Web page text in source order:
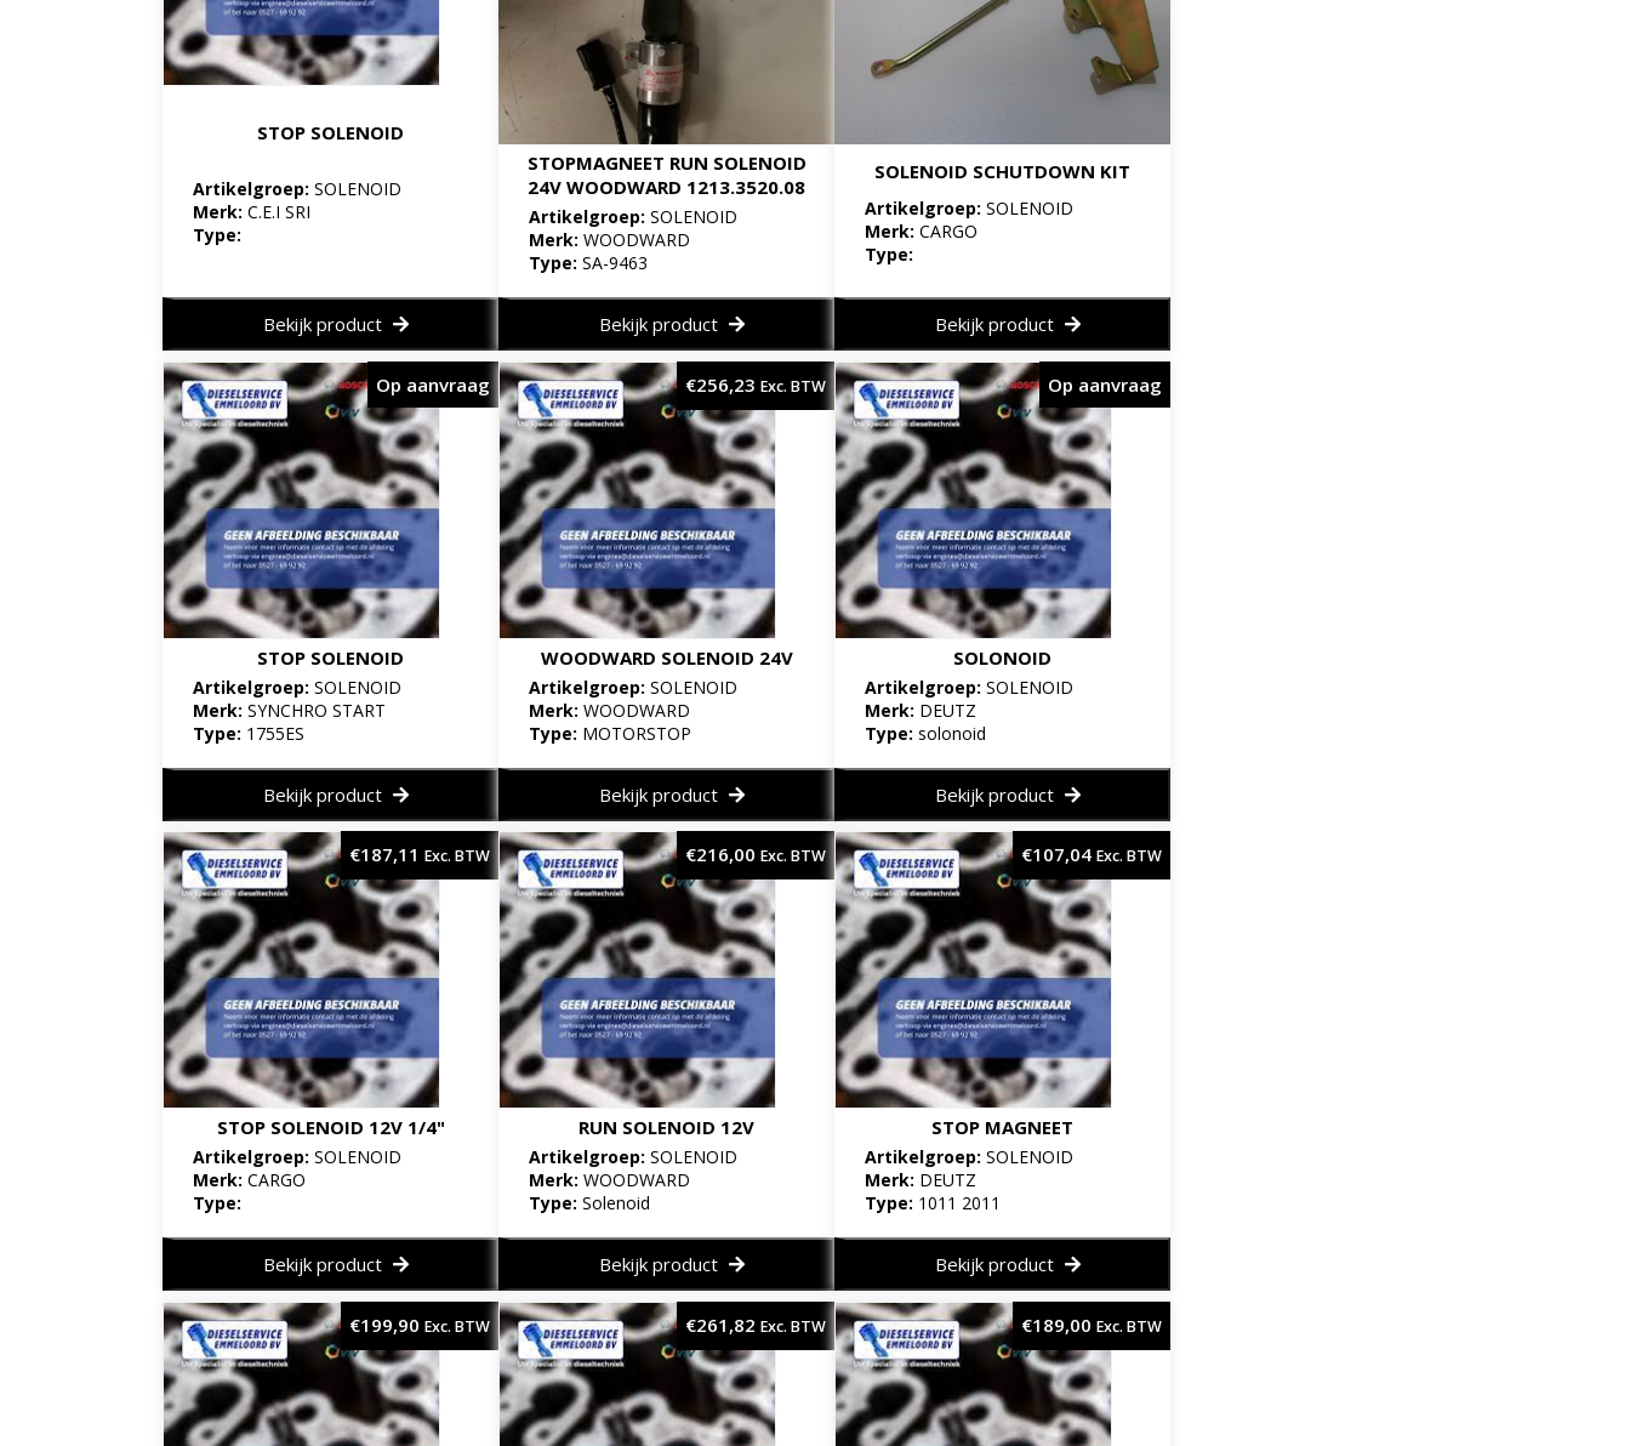
STOP SOLENOID
Artikelgroep:SOLENOID
Merk:C.E.I SRI
Type:
Bekijk product
STOPMAGNEET RUN SOLENOID
24V WOODWARD 1213.3520.08
Artikelgroep:SOLENOID
Merk:WOODWARD
Type: SA-9463
Bekijk product
SOLENOID SCHUTDOWN KIT
Artikelgroep:SOLENOID
Merk:CARGO
Type:
Bekijk product
STOP SOLENOID
Artikelgroep:SOLENOID
Merk:SYNCHRO START
Type: 1755ES
Op aanvraag
Bekijk product
WOODWARD SOLENOID 24V
Artikelgroep:SOLENOID
Merk:WOODWARD
Type: MOTORSTOP
€256,23 Exc. BTW
Bekijk product
SOLONOID
Artikelgroep:SOLENOID
Merk: DEUTZ
Type: solonoid
Op aanvraag
Bekijk product
STOP SOLENOID 12V 1/4"
Artikelgroep:SOLENOID
Merk:CARGO
Type:
€187,11 Exc. BTW
Bekijk product
RUN SOLENOID 12V
Artikelgroep:SOLENOID
Merk:WOODWARD
Type: Solenoid
€216,00 Exc. BTW
Bekijk product
STOP MAGNEET
Artikelgroep:SOLENOID
Merk: DEUTZ
Type: 1011 2011
€107,04 Exc. BTW
Bekijk product
€199,90 Exc. BTW €261,82 Exc. BTW €189,00 Exc. BTW